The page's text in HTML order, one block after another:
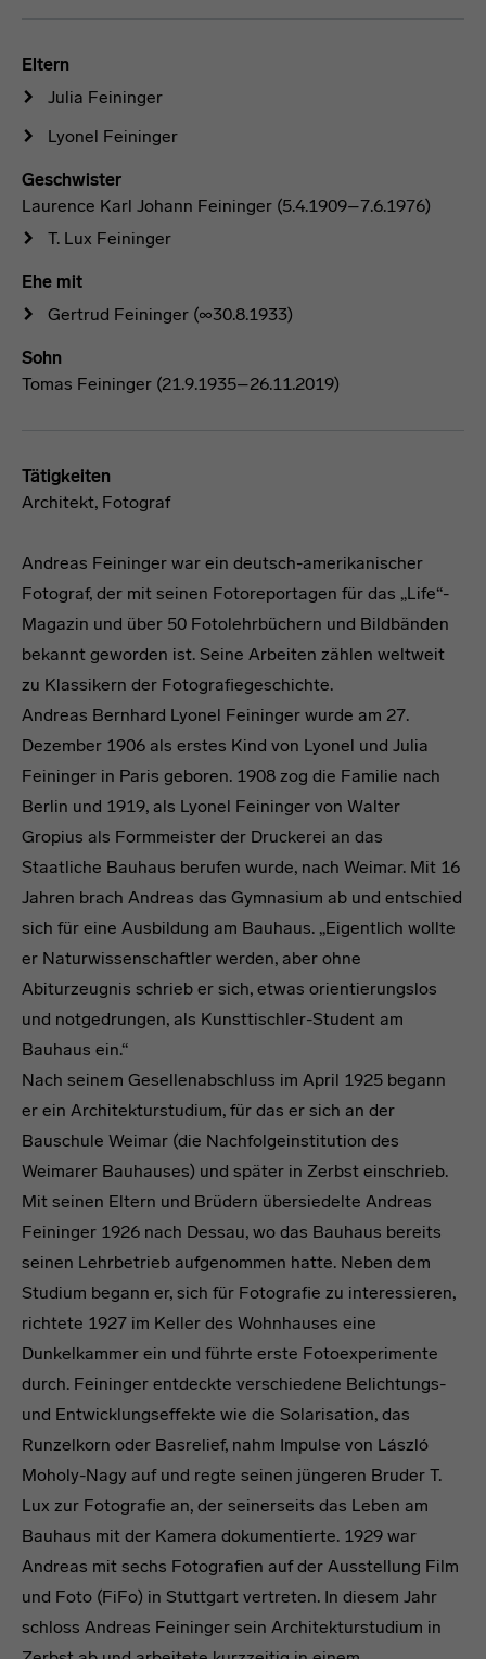
Eltern
Julia Feininger
Lyonel Feininger
Geschwister
Laurence Karl Johann Feininger (5.4.1909–7.6.1976)
T. Lux Feininger
Ehe mit
Gertrud Feininger (∞30.8.1933)
Sohn
Tomas Feininger (21.9.1935–26.11.2019)
Tätigkeiten
Architekt, Fotograf
Andreas Feininger war ein deutsch-amerikanischer
Fotograf, der mit seinen Fotoreportagen für das „Life“-
Magazin und über 50 Fotolehrbüchern und Bildbänden
bekannt geworden ist. Seine Arbeiten zählen weltweit
zu Klassikern der Fotografiegeschichte.
Andreas Bernhard Lyonel Feininger wurde am 27.
Dezember 1906 als erstes Kind von Lyonel und Julia
Feininger in Paris geboren. 1908 zog die Familie nach
Berlin und 1919, als Lyonel Feininger von Walter
Gropius als Formmeister der Druckerei an das
Staatliche Bauhaus berufen wurde, nach Weimar. Mit 16
Jahren brach Andreas das Gymnasium ab und entschied
sich für eine Ausbildung am Bauhaus. „Eigentlich wollte
er Naturwissenschaftler werden, aber ohne
Abiturzeugnis schrieb er sich, etwas orientierungslos
und notgedrungen, als Kunsttischler-Student am
Bauhaus ein.“
Nach seinem Gesellenabschluss im April 1925 begann
er ein Architekturstudium, für das er sich an der
Bauschule Weimar (die Nachfolgeinstitution des
Weimarer Bauhauses) und später in Zerbst einschrieb.
Mit seinen Eltern und Brüdern übersiedelte Andreas
Feininger 1926 nach Dessau, wo das Bauhaus bereits
seinen Lehrbetrieb aufgenommen hatte. Neben dem
Studium begann er, sich für Fotografie zu interessieren,
richtete 1927 im Keller des Wohnhauses eine
Dunkelkammer ein und führte erste Fotoexperimente
durch. Feininger entdeckte verschiedene Belichtungs-
und Entwicklungseffekte wie die Solarisation, das
Runzelkorn oder Basrelief, nahm Impulse von László
Moholy-Nagy auf und regte seinen jüngeren Bruder T.
Lux zur Fotografie an, der seinerseits das Leben am
Bauhaus mit der Kamera dokumentierte. 1929 war
Andreas mit sechs Fotografien auf der Ausstellung Film
und Foto (FiFo) in Stuttgart vertreten. In diesem Jahr
schloss Andreas Feininger sein Architekturstudium in